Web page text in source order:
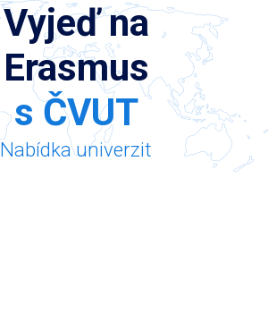
Vyjeď na
Erasmus
s ČVUT
Nabídka univerzit